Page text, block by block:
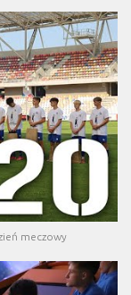
meczowy